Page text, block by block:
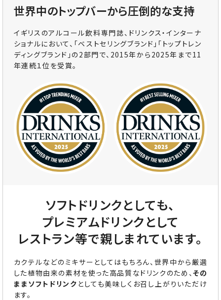
世界中のトップバーから圧倒的な支持
イギリスのアルコール飲料専門誌、ドリンクス・インターナ
ショナルにおいて、「ベストセリングブランド」「トップトレン
ディングブランド」の2部門で、2015年から2025年まで11
年連続１位を受賞。
ソフトドリンクとしても、
プレミアムドリンクとして
レストラン等で親しまれています。
カクテルなどのミキサーとしてはもちろん、世界中から厳選
した植物由来の素材を使った高品質なドリンクのため、その
ままソフトドリンク としても美味しくお召し上がりいただけ
ます。